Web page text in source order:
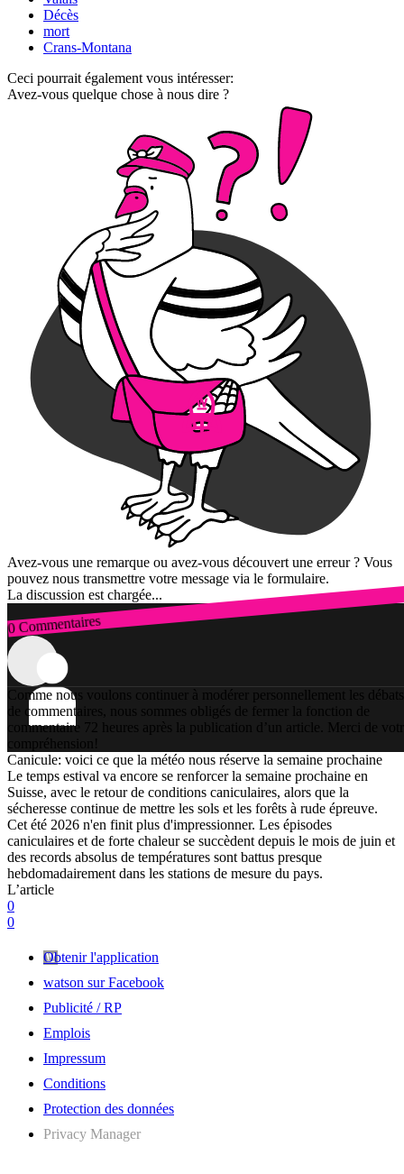
Décès
mort
Crans-Montana
Ceci pourrait également vous intéresser:
Avez-vous quelque chose à nous dire ?
Avez-vous une remarque ou avez-vous découvert une erreur ? Vous
pouvez nous transmettre votre message via le formulaire.
La discussion est chargée...
0 Commentaires
Connexion
Comme nous voulons continuer à modérer personnellement les débats
de commentaires, nous sommes obligés de fermer la fonction de
commentaire 72 heures après la publication d’un article. Merci de
compréhension!
Canicule: voici ce que la météo nous réserve la semaine prochaine
Le temps estival va encore se renforcer la semaine prochaine en
Suisse, avec le retour de conditions caniculaires, alors que la
sécheresse continue de mettre les sols et les forêts à rude épreuve.
Cet été 2026 n'en finit plus d'impressionner. Les épisodes
caniculaires et de forte chaleur se succèdent depuis le mois de juin et
des records absolus de températures sont battus presque
hebdomadairement dans les stations de mesure du pays.
L’article
0
0
Obtenir l'application
watson sur Facebook
Publicité / RP
Emplois
Impressum
Conditions
Protection des données
Privacy Manager